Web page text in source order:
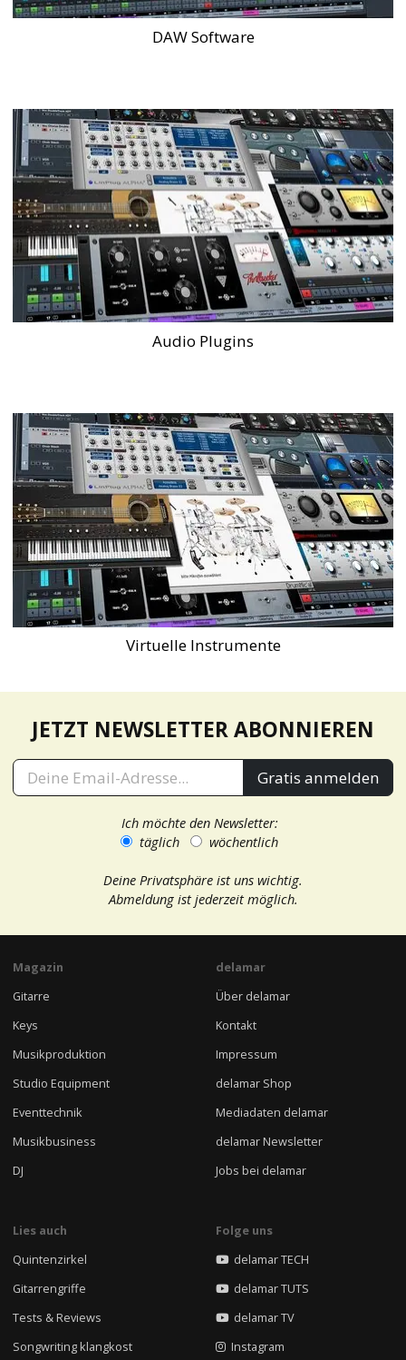
DAW Software
Audio Plugins
Virtuelle Instrumente
JETZT NEWSLETTER ABONNIEREN
Gratis anmelden
Ich möchte den Newsletter:
täglich
wöchentlich
Deine Privatsphäre ist uns wichtig.
Abmeldung ist jederzeit möglich.
Magazin
Gitarre
Keys
Musikproduktion
Studio Equipment
Eventtechnik
Musikbusiness
DJ
delamar
Über delamar
Kontakt
Impressum
delamar Shop
Mediadaten delamar
delamar Newsletter
Jobs bei delamar
Lies auch
Quintenzirkel
Gitarrengriffe
Tests & Reviews
Songwriting klangkost
Folge uns
delamar TECH
delamar TUTS
delamar TV
Instagram